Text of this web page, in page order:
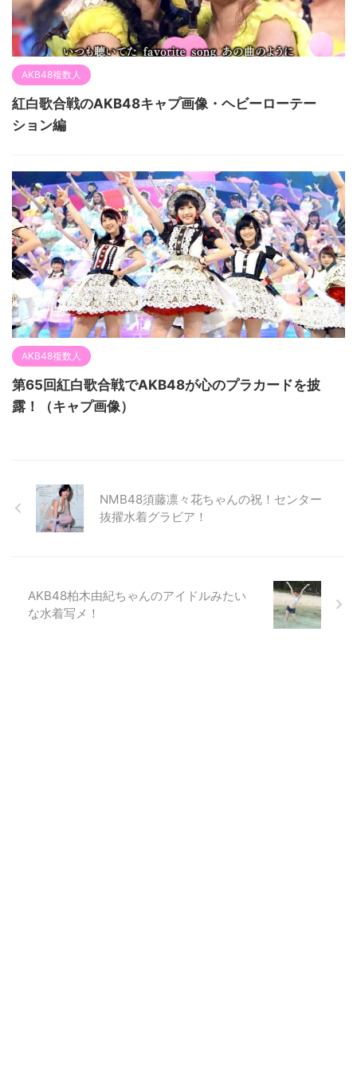
AKB48複数人
紅白歌合戦のAKB48キャプ画像・ヘビーローテー
ション編
AKB48複数人
第65回紅白歌合戦でAKB48が心のプラカードを披
露！（キャプ画像）
NMB48須藤凛々花ちゃんの祝！センター
抜擢水着グラビア！
AKB48柏木由紀ちゃんのアイドルみたい
な水着写メ！